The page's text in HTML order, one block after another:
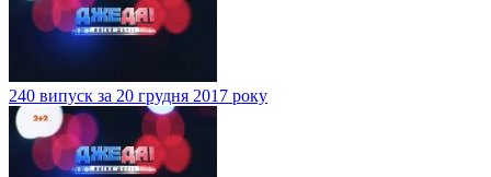
240 випуск за 20 грудня 2017 року